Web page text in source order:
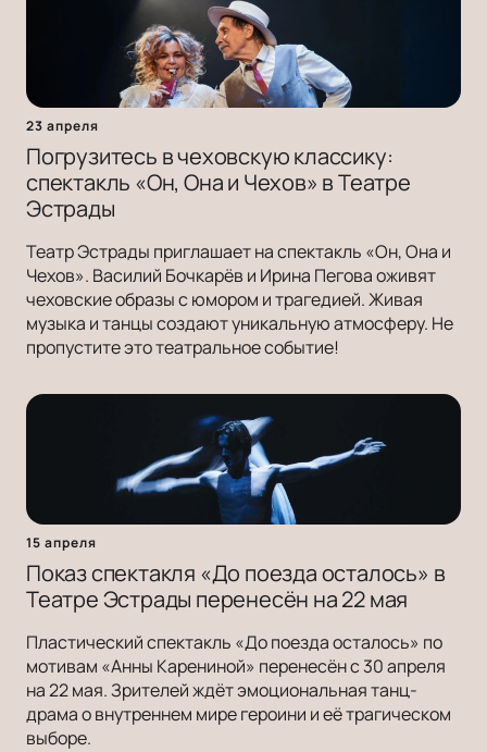
23 апреля
Погрузитесь в чеховскую классику:
спектакль «Он, Она и Чехов» в Театре
Эстрады
Театр Эстрады приглашает на спектакль «Он, Она и
Чехов». Василий Бочкарёв и Ирина Пегова оживят
чеховские образы с юмором и трагедией. Живая
музыка и танцы создают уникальную атмосферу. Не
пропустите это театральное событие!
15 апреля
Показ спектакля «До поезда осталось» в
Театре Эстрады перенесён на 22 мая
Пластический спектакль «До поезда осталось» по
мотивам «Анны Карениной» перенесён с 30 апреля
на 22 мая. Зрителей ждёт эмоциональная танц-
драма о внутреннем мире героини и её трагическом
выборе.